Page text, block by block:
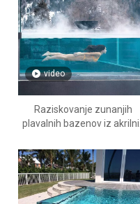
video
Raziskovanje zunanjih
plavalnih bazenov iz akrilnih